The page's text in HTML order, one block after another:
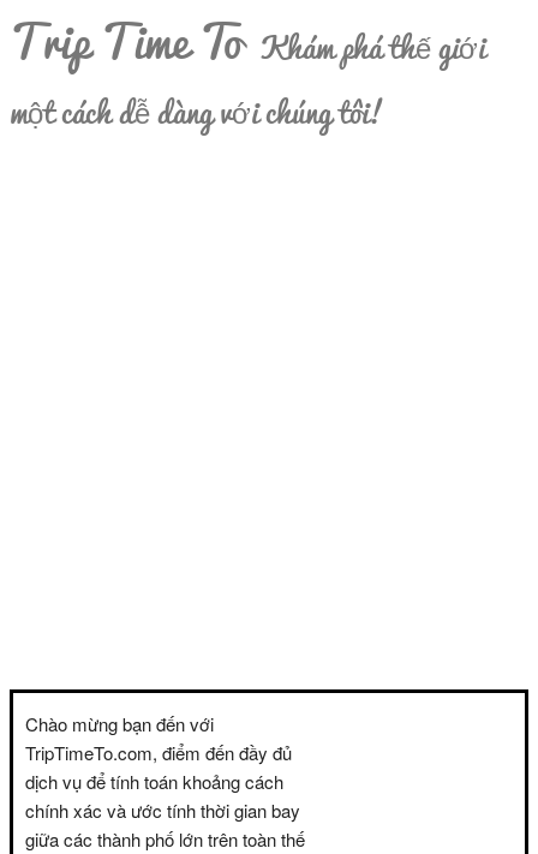
Trip Time To Khám phá thế giới
một cách dễ dàng với chúng tôi!
Chào mừng bạn đến với
TripTimeTo.com, điểm đến đầy đủ
dịch vụ để tính toán khoảng cách
chính xác và ước tính thời gian bay
giữa các thành phố lớn trên toàn thế